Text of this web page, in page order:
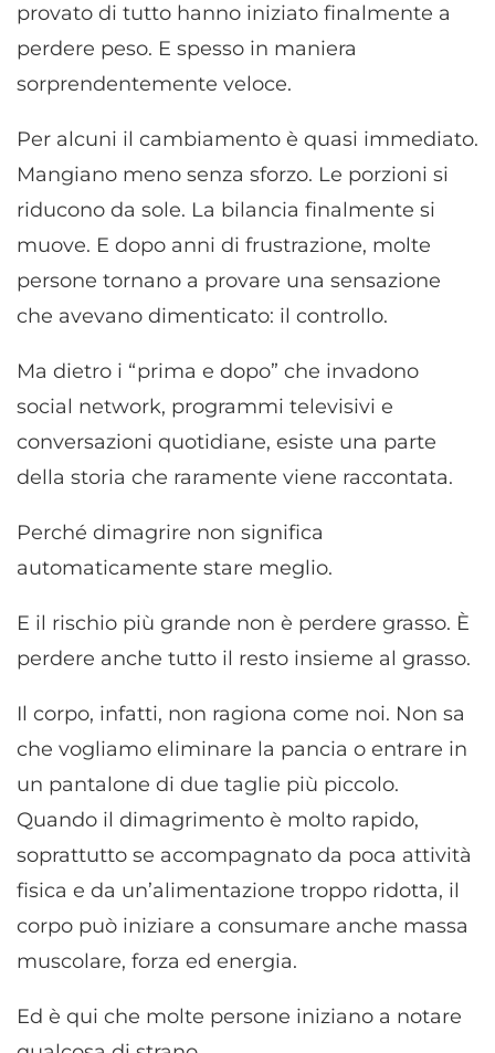
provato di tutto hanno iniziato finalmente a
perdere peso. E spesso in maniera
sorprendentemente veloce.
Per alcuni il cambiamento è quasi immediato.
Mangiano meno senza sforzo. Le porzioni si
riducono da sole. La bilancia finalmente si
muove. E dopo anni di frustrazione, molte
persone tornano a provare una sensazione
che avevano dimenticato: il controllo.
Ma dietro i “prima e dopo” che invadono
social network, programmi televisivi e
conversazioni quotidiane, esiste una parte
della storia che raramente viene raccontata.
Perché dimagrire non significa
automaticamente stare meglio.
E il rischio più grande non è perdere grasso. È
perdere anche tutto il resto insieme al grasso.
Il corpo, infatti, non ragiona come noi. Non sa
che vogliamo eliminare la pancia o entrare in
un pantalone di due taglie più piccolo.
Quando il dimagrimento è molto rapido,
soprattutto se accompagnato da poca attività
fisica e da un’alimentazione troppo ridotta, il
corpo può iniziare a consumare anche massa
muscolare, forza ed energia.
Ed è qui che molte persone iniziano a notare